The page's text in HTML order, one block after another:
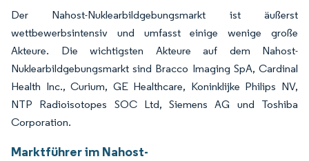
Der Nahost-Nuklearbildgebungsmarkt ist äußerst
wettbewerbsintensiv und umfasst einige wenige große
Akteure. Die wichtigsten Akteure auf dem Nahost-
Nuklearbildgebungsmarkt sind Bracco Imaging SpA, Cardinal
Health Inc., Curium, GE Healthcare, Koninklijke Philips NV,
NTP Radioisotopes SOC Ltd, Siemens AG und Toshiba
Corporation.
Marktführer im Nahost-